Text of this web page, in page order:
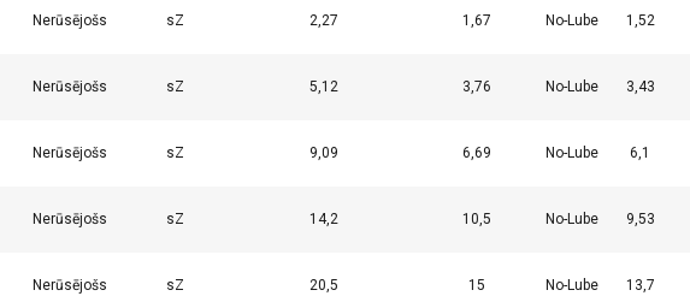
Nerūsējošs sZ 2,27 1,67 No-Lube 1,52
Nerūsējošs sZ 5,12 3,76 No-Lube 3,43
Nerūsējošs sZ 9,09 6,69 No-Lube 6,1
Nerūsējošs sZ 14,2 10,5 No-Lube 9,53
Nerūsējošs sZ 20,5 15 No-Lube 13,7
ENGLISH TRANSLATION
citu informāciju, ko esat viņiem sniedzis vai ko viņi ir apkopojuši, izmantojot